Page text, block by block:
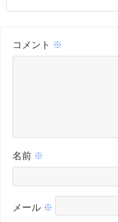
コメント ※
名前 ※
メール ※